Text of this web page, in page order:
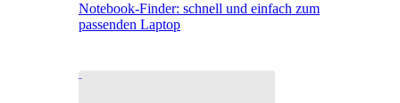
Notebook-Finder: schnell und einfach zum
passenden Laptop